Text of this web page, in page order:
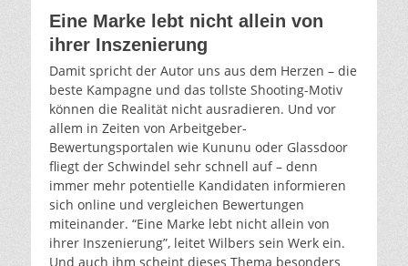
Eine Marke lebt nicht allein von
ihrer Inszenierung
Damit spricht der Autor uns aus dem Herzen – die
beste Kampagne und das tollste Shooting-Motiv
können die Realität nicht ausradieren. Und vor
allem in Zeiten von Arbeitgeber-
Bewertungsportalen wie Kununu oder Glassdoor
fliegt der Schwindel sehr schnell auf – denn
immer mehr potentielle Kandidaten informieren
sich online und vergleichen Bewertungen
miteinander. “Eine Marke lebt nicht allein von
ihrer Inszenierung”, leitet Wilbers sein Werk ein.
Und auch ihm scheint dieses Thema besonders